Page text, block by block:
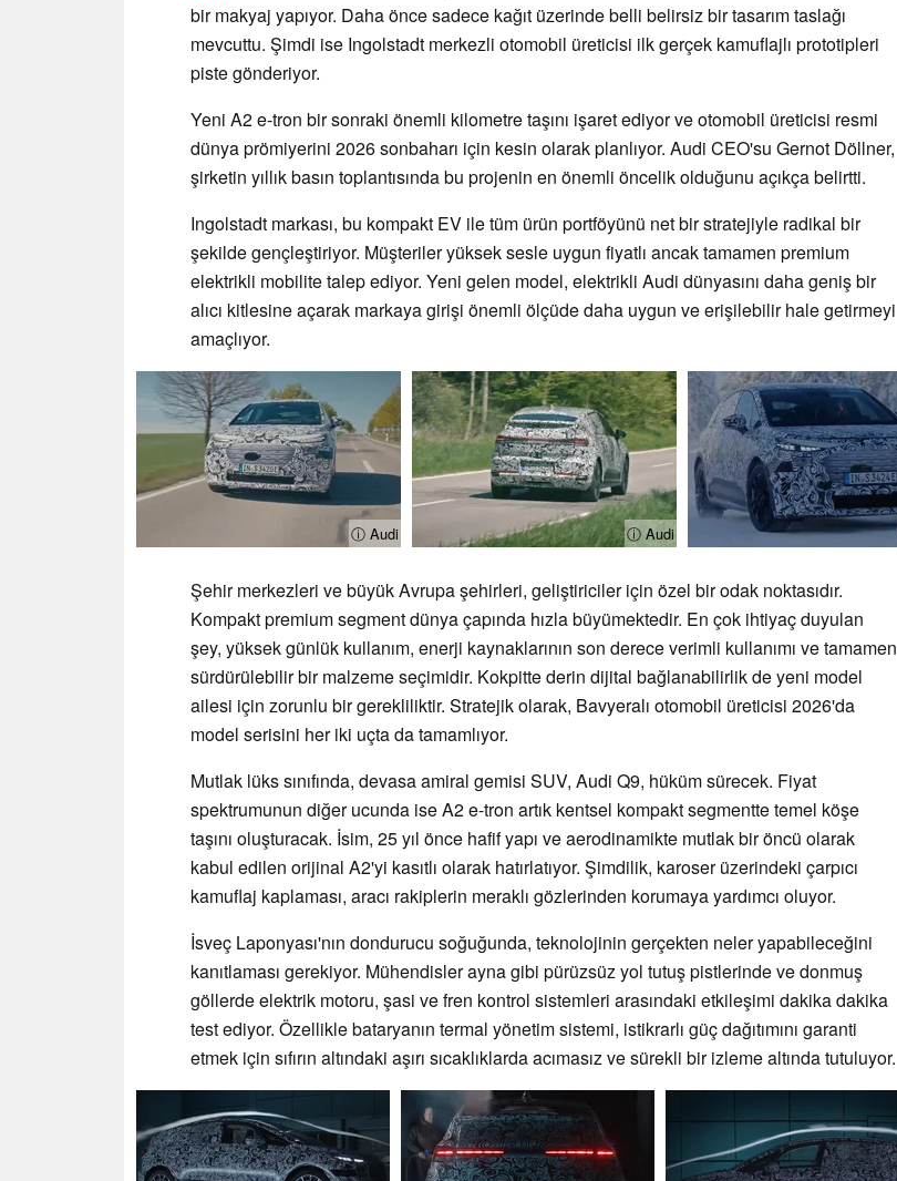
bir makyaj yapıyor. Daha önce sadece kağıt üzerinde belli belirsiz bir tasarım taslağı
mevcuttu. Şimdi ise Ingolstadt merkezli otomobil üreticisi ilk gerçek kamuflajlı prototipleri
piste gönderiyor.
Yeni A2 e-tron bir sonraki önemli kilometre taşını işaret ediyor ve otomobil üreticisi resmi
dünya prömiyerini 2026 sonbaharı için kesin olarak planlıyor. Audi CEO'su Gernot Döllner,
şirketin yıllık basın toplantısında bu projenin en önemli öncelik olduğunu açıkça belirtti.
Ingolstadt markası, bu kompakt EV ile tüm ürün portföyünü net bir stratejiyle radikal bir
şekilde gençleştiriyor. Müşteriler yüksek sesle uygun fiyatlı ancak tamamen premium
elektrikli mobilite talep ediyor. Yeni gelen model, elektrikli Audi dünyasını daha geniş bir
alıcı kitlesine açarak markaya girişi önemli ölçüde daha uygun ve erişilebilir hale getirmeyi
amaçlıyor.
ⓘ Audi ⓘ Audi
Şehir merkezleri ve büyük Avrupa şehirleri, geliştiriciler için özel bir odak noktasıdır.
Kompakt premium segment dünya çapında hızla büyümektedir. En çok ihtiyaç duyulan
şey, yüksek günlük kullanım, enerji kaynaklarının son derece verimli kullanımı ve tamamen
sürdürülebilir bir malzeme seçimidir. Kokpitte derin dijital bağlanabilirlik de yeni model
ailesi için zorunlu bir gerekliliktir. Stratejik olarak, Bavyeralı otomobil üreticisi 2026'da
model serisini her iki uçta da tamamlıyor.
Mutlak lüks sınıfında, devasa amiral gemisi SUV, Audi Q9, hüküm sürecek. Fiyat
spektrumunun diğer ucunda ise A2 e-tron artık kentsel kompakt segmentte temel köşe
taşını oluşturacak. İsim, 25 yıl önce hafif yapı ve aerodinamikte mutlak bir öncü olarak
kabul edilen orijinal A2'yi kasıtlı olarak hatırlatıyor. Şimdilik, karoser üzerindeki çarpıcı
kamuflaj kaplaması, aracı rakiplerin meraklı gözlerinden korumaya yardımcı oluyor.
İsveç Laponyası'nın dondurucu soğuğunda, teknolojinin gerçekten neler yapabileceğini
kanıtlaması gerekiyor. Mühendisler ayna gibi pürüzsüz yol tutuş pistlerinde ve donmuş
göllerde elektrik motoru, şasi ve fren kontrol sistemleri arasındaki etkileşimi dakika dakika
test ediyor. Özellikle bataryanın termal yönetim sistemi, istikrarlı güç dağıtımını garanti
etmek için sıfırın altındaki aşırı sıcaklıklarda acımasız ve sürekli bir izleme altında tutuluyor.